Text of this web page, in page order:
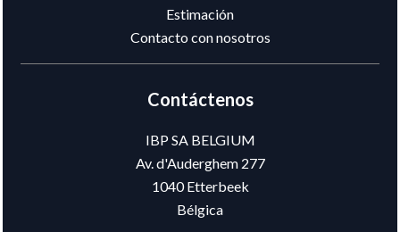
Estimación
Contacto con nosotros
Contáctenos
IBP SA BELGIUM
Av. d'Auderghem 277
1040Etterbeek
Bélgica